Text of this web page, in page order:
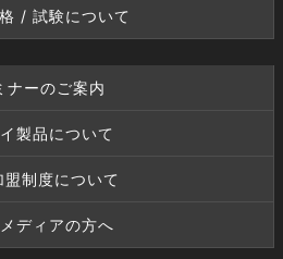
/ 試験について
ナーのご案内
製品について
盟制度について
ディアの方へ